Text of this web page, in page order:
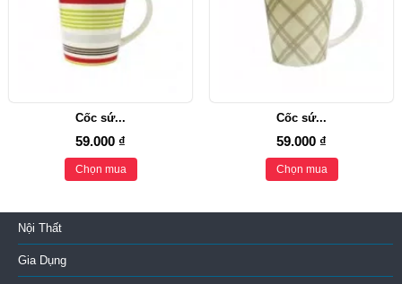
Cốc sứ...
59.000 ₫
Chọn mua
Cốc sứ...
59.000 ₫
Chọn mua
Nội Thất
Gia Dụng